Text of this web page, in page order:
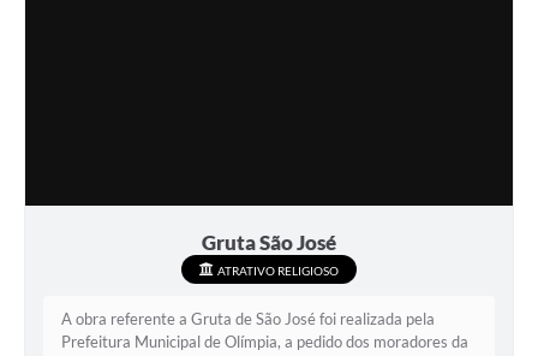
Gruta São José
ATRATIVO RELIGIOSO
A obra referente a Gruta de São José foi realizada pela
Prefeitura Municipal de Olímpia, a pedido dos moradores da